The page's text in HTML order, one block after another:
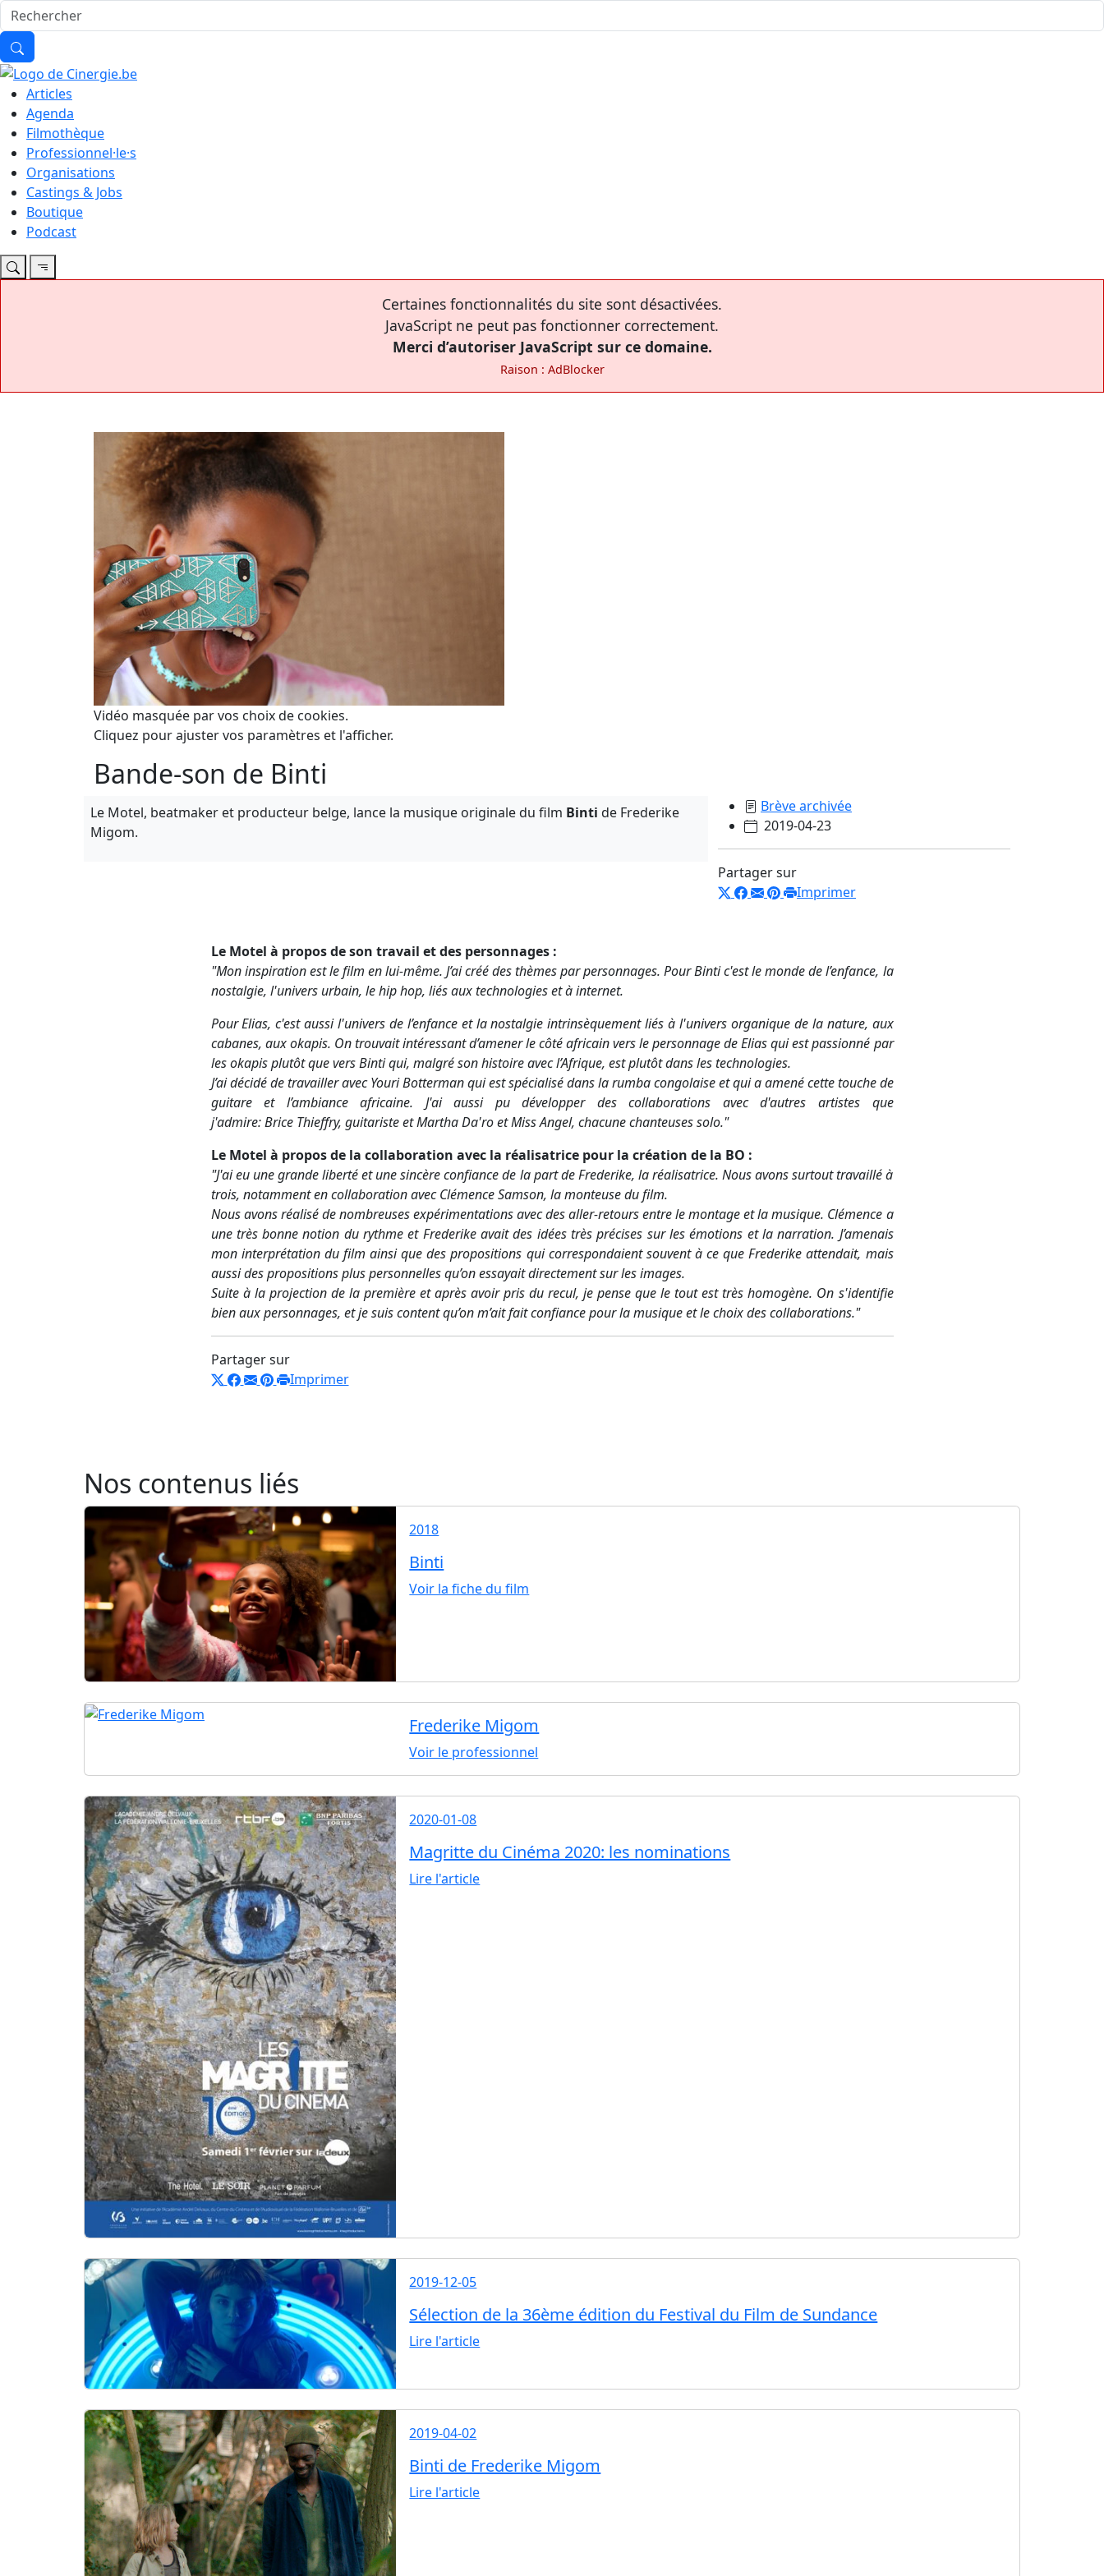
Articles
Agenda
Filmothèque
Professionnel·le·s
Organisations
Castings & Jobs
Boutique
Podcast
Certaines fonctionnalités du site sont désactivées.
JavaScript ne peut pas fonctionner correctement.
Merci d’autoriser JavaScript sur ce domaine.
Raison : AdBlocker
Vidéo masquée par vos choix de cookies.
Cliquez pour ajuster vos paramètres et l'afficher.
Bande-son de Binti
Le Motel, beatmaker et producteur belge, lance la musique originale du film Binti de Frederike
Migom.
Brève archivée
2019-04-23
Partager sur
Imprimer
Le Motel à propos de son travail et des personnages :
"Mon inspiration est le film en lui-même. J’ai créé des thèmes par personnages. Pour Binti c'est le monde del’enfance, la
nostalgie, l'univers urbain, le hip hop, liés aux technologies et à internet.
Pour Elias, c'est aussi l'univers de l’enfance et la nostalgie intrinsèquement liés à l'univers organique de la nature, aux
cabanes, aux okapis. On trouvait intéressant d’amener le côté africain vers le personnage de Elias qui est passionné par
les okapisplutôt que vers Binti qui, malgré son histoire avec l’Afrique, est plutôt dans les technologies.
J’ai décidé de travailler avec Youri Bottermanqui est spécialisé dans la rumba congolaise et qui a amené cette touche de
guitare et l’ambiance africaine.
J'ai aussi pu développer des collaborations avec d'autres artistes que
j'admire:Brice Thieffry, guitariste etMartha Da'ro et Miss Angel, chacune chanteuses solo."
Le Motel à propos de la collaboration avec la réalisatrice pour la création de la BO :
"J'ai eu une grande liberté et une sincère confiance de la part de Frederike, la réalisatrice. Nous avons surtout travaillé à
trois, notamment en collaboration avec Clémence Samson, la monteuse du film.
Nous avons réalisé de nombreuses expérimentations avec des aller-retours entre le montage et la musique. Clémence a
une très bonne notion du rythme et Frederike avait des idées très précises sur les émotions et la narration. J’amenais
mon interprétation du film ainsi que des propositions qui correspondaient souvent à ce que Frederike attendait, mais
aussi des propositions plus personnelles qu’on essayait directement sur les images.
Suite à la projection de la première et après avoir pris du recul, je pense que le tout est très homogène. On s'identifie
bien aux personnages, et je suis content qu’on m’ait fait confiance pour la musique et le choix des collaborations."
Partager sur
Imprimer
Nos contenus liés
2018
Binti
Voir la fiche du film
Frederike Migom
Voir le professionnel
2020-01-08
Magritte du Cinéma 2020: les nominations
Lire l'article
2019-12-05
Sélection de la 36ème édition du Festival du Film de Sundance
Lire l'article
2019-04-02
Binti de Frederike Migom
Lire l'article